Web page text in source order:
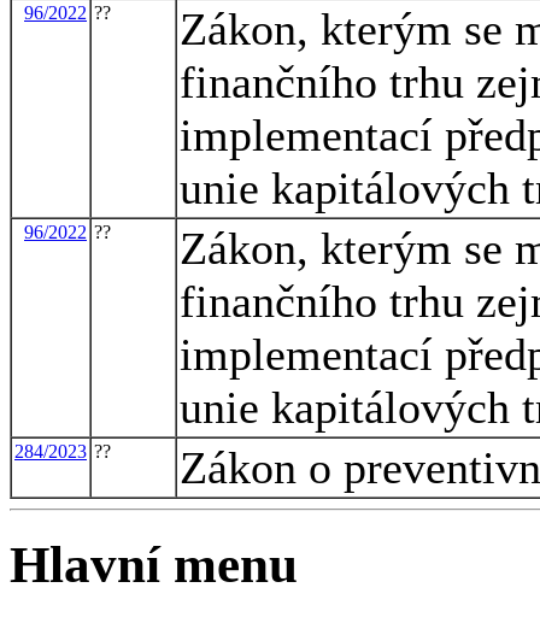
96/2022 ??
Zákon, kterým se
finančního trhu
implementací
unie kapitálových
96/2022 ??
Zákon, kterým se
finančního trhu
implementací
unie kapitálových
284/2023 ?? Zákon o
Hlavní menu